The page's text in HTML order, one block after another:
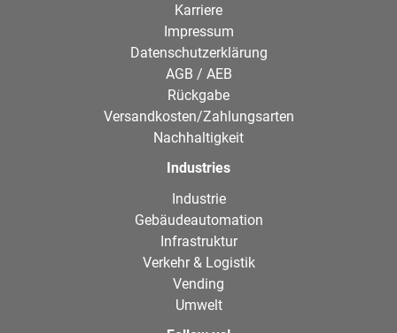
Karriere
Impressum
Datenschutzerklärung
AGB / AEB
Rückgabe
Versandkosten/Zahlungsarten
Nachhaltigkeit
Industries
Industrie
Gebäudeautomation
Infrastruktur
Verkehr & Logistik
Vending
Umwelt